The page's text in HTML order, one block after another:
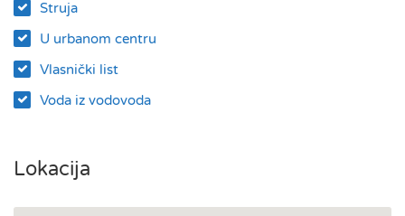
Struja
U urbanom centru
Vlasnički list
Voda iz vodovoda
Lokacija